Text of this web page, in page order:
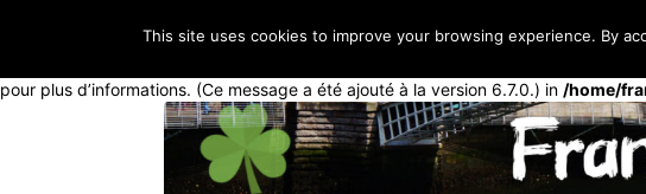
: La fonction _load_textdomain_just_in_time a été appelée de façon
pour plus d’informations. (Ce message a été ajouté à la version 6.7.0.) in /home/
This site uses cookies to improve your browsing experience. By